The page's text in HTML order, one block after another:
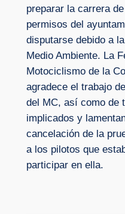
preparar la carrera
permisos del
disputarse debido a
Medio Ambiente. La
Motociclismo de la
agradece el trabajo
del MC, así como de
implicados y
cancelación de la
a los pilotos que
participar en ella.